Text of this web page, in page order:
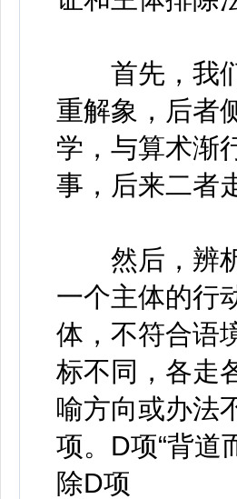
首先，我们
重解象，后者
学，与算术渐
事，后来二者
然后，辨析
一个主体的行
体，不符合语
标不同，各走
喻方向或办法
项。D项“背道
除D项